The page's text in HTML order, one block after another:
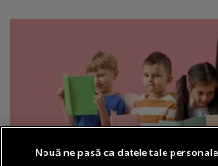
Nouă ne pasă ca datele tale